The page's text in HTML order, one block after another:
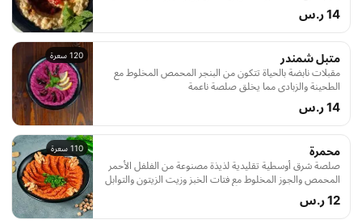
للمشاركة.
14 ر.س
120 سعرة متبل شمندر
مقبلات نابضة بالحياة تتكون من البنجر المحمص المخلوط مع
الطحينة والزبادي مما يخلق صلصة ناعمة
14 ر.س
110 سعرة محمرة
صلصة شرق أوسطية تقليدية لذيذة مصنوعة من الفلفل الأحمر
المحمص والجوز المخلوط مع فتات الخبز وزيت الزيتون والتوابل
مما يخلق بداية غنية بالنكهة لوجبتك
12 ر.س